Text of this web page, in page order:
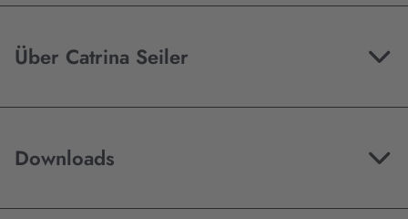
Über Catrina Seiler
Downloads